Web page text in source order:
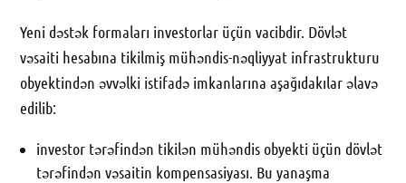
Yeni dəstək formaları investorlar üçün vacibdir. Dövlət
vəsaiti hesabına tikilmiş mühəndis-nəqliyyat infrastrukturu
obyektindən əvvəlki istifadə imkanlarına aşağıdakılar əlavə
edilib:
investor tərəfindən tikilən mühəndis obyekti üçün dövlət
tərəfindən vəsaitin kompensasiyası. Bu yanaşma